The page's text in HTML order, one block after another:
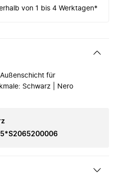
von 1 bis 4 Werktagen*
für
Schwarz | Nero